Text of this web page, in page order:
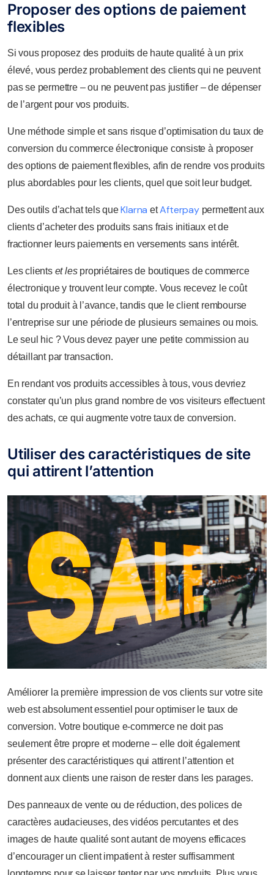
Proposer des options de paiement
flexibles
Si vous proposez des produits de haute qualité à un prix
élevé, vous perdez probablement des clients qui ne peuvent
pas se permettre – ou ne peuvent pas justifier – de dépenser
de l’argent pour vos produits.
Une méthode simple et sans risque d’optimisation du taux de
conversion du commerce électronique consiste à proposer
des options de paiement flexibles, afin de rendre vos produits
plus abordables pour les clients, quel que soit leur budget.
Des outils d’achat tels queKlarna etAfterpaypermettent aux
clients d’acheter des produits sans frais initiaux et de
fractionner leurs paiements en versements sans intérêt.
Les clients et les propriétaires de boutiques de commerce
électronique y trouvent leur compte. Vous recevez le coût
total du produit à l’avance, tandis que le client rembourse
l’entreprise sur une période de plusieurs semaines ou mois.
Le seul hic ? Vous devez payer une petite commission au
détaillant par transaction.
En rendant vos produits accessibles à tous, vous devriez
constater qu’un plus grand nombre de vos visiteurs effectuent
des achats, ce qui augmente votre taux de conversion.
Utiliser des caractéristiques de site
qui attirent l’attention
Améliorer la première impression de vos clients sur votre site
web est absolument essentiel pour optimiser le taux de
conversion. Votre boutique e-commerce ne doit pas
seulement être propre et moderne – elle doit également
présenter des caractéristiques qui attirent l’attention et
donnent aux clients une raison de rester dans les parages.
Des panneaux de vente ou de réduction, des polices de
caractères audacieuses, des vidéos percutantes et des
images de haute qualité sont autant de moyens efficaces
d’encourager un client impatient à rester suffisamment